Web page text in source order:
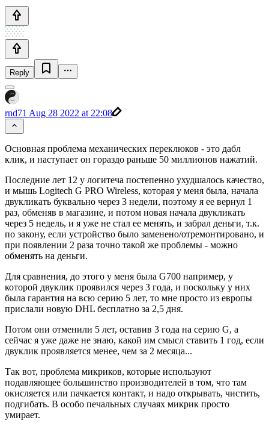
Reply
rnd71 Aug 28 2022 at 22:08
Основная проблема механических переклюков - это дабл
клик, и наступает он гораздо раньше 50 миллионов нажатий.
Последние лет 12 у логитеча постепенно ухудшалось качество,
и мышь Logitech G PRO Wireless, которая у меня была, начала
двукликать буквально через 3 недели, поэтому я ее вернул 1
раз, обменяв в магазине, и потом новая начала двукликать
через 5 недель, и я уже не стал ее менять, и забрал деньги, т.к.
по закону, если устройство было заменено/отремонтировано, и
при появлении 2 раза точно такой же проблемы - можно
обменять на деньги.
Для сравнения, до этого у меня была G700 например, у
которой двуклик проявился через 3 года, и поскольку у них
была гарантия на всю серию 5 лет, то мне просто из европы
прислали новую DHL бесплатно за 2,5 дня.
Потом они отменили 5 лет, оставив 3 года на серию G, а
сейчас я уже даже не знаю, какой им смысл ставить 1 год, если
двуклик проявляется менее, чем за 2 месяца...
Так вот, проблема микриков, которые используют
подавляющее большинство производителей в том, что там
окисляется или пачкается контакт, и надо открывать, чистить,
подгибать. В особо печальных случаях микрик просто
умирает.